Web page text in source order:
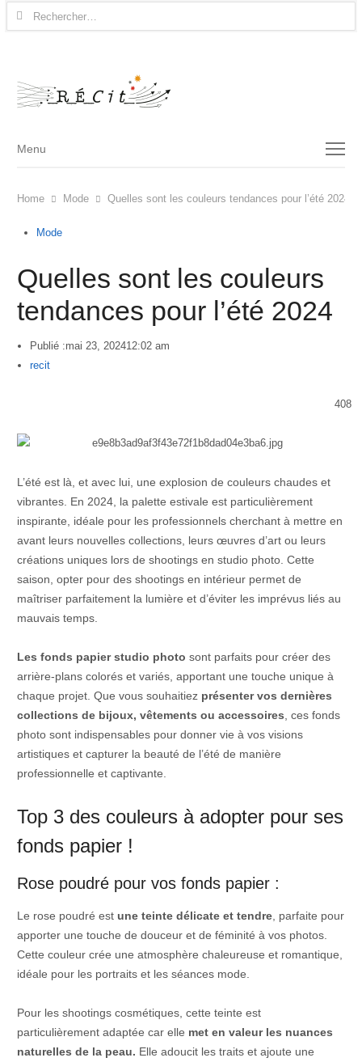
Rechercher :
Menu
Menu
Home Mode Quelles sont les couleurs tendances pour l’été 2024
Mode
Quelles sont les couleurs
tendances pour l’été 2024
Publié :mai 23, 202412:02 am
Author
recit
408
L’été est là, et avec lui, une explosion de couleurs chaudes et
vibrantes. En 2024, la palette estivale est particulièrement
inspirante, idéale pour les professionnels cherchant à mettre en
avant leurs nouvelles collections, leurs œuvres d’art ou leurs
créations uniques lors de shootings en studio photo. Cette
saison, opter pour des shootings en intérieur permet de
maîtriser parfaitement la lumière et d’éviter les imprévus liés au
mauvais temps.
Les fonds papier studio photo sont parfaits pour créer des
arrière-plans colorés et variés, apportant une touche unique à
chaque projet. Que vous souhaitiez présenter vos dernières
collections de bijoux, vêtements ou accessoires , ces fonds
photo sont indispensables pour donner vie à vos visions
artistiques et capturer la beauté de l’été de manière
professionnelle et captivante.
Top 3 des couleurs à adopter pour ses
fonds papier !
Rose poudré pour vos fonds papier :
Le rose poudré est une teinte délicate et tendre, parfaite pour
apporter une touche de douceur et de féminité à vos photos.
Cette couleur crée une atmosphère chaleureuse et romantique,
idéale pour les portraits et les séances mode.
Pour les shootings cosmétiques, cette teinte est
particulièrement adaptée car elle met en valeur les nuances
naturelles de la peau. Elle adoucit les traits et ajoute une